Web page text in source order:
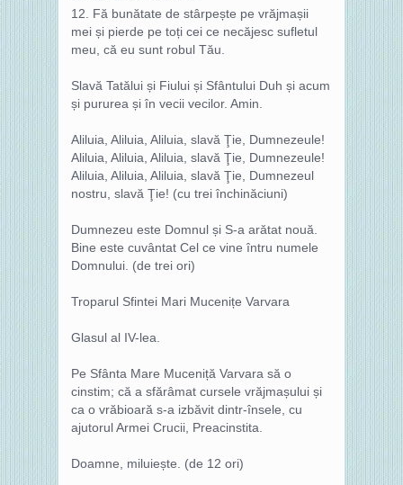
12. Fă bunătate de stârpește pe vrăjmașii
mei și pierde pe toți cei ce necăjesc sufletul
meu, că eu sunt robul Tău.
Slavă Tatălui și Fiului și Sfântului Duh și acum
și pururea și în vecii vecilor. Amin.
Aliluia, Aliluia, Aliluia, slavă Ţie, Dumnezeule!
Aliluia, Aliluia, Aliluia, slavă Ţie, Dumnezeule!
Aliluia, Aliluia, Aliluia, slavă Ţie, Dumnezeul
nostru, slavă Ţie! (cu trei închinăciuni)
Dumnezeu este Domnul și S-a arătat nouă.
Bine este cuvântat Cel ce vine întru numele
Domnului. (de trei ori)
Troparul Sfintei Mari Mucenițe Varvara
Glasul al IV-lea.
Pe Sfânta Mare Muceniță Varvara să o
cinstim; că a sfărâmat cursele vrăjmașului și
ca o vrăbioară s-a izbăvit dintr-însele, cu
ajutorul Armei Crucii, Preacinstita.
Doamne, miluiește. (de 12 ori)